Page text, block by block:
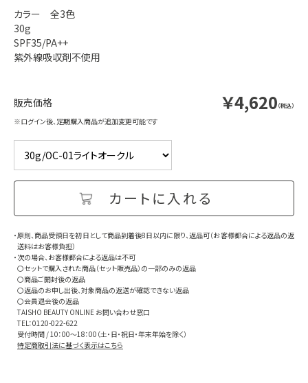
カラー 全3色
30g
SPF35/PA++
紫外線吸収剤不使用
￥4,620（税込）
※ログイン後、定期購入商品が追加変更可能です
・原則、商品受領日を初日として商品到着後8日以内に限り、返品可（お客様都合による返品の返
送料はお客様負担）
・次の場合、お客様都合による返品は不可
〇セットで購入された商品（セット販売品）の一部のみの返品
〇商品ご開封後の返品
〇返品のお申し出後、対象商品の返送が確認できない返品
〇会員退会後の返品
TAISHO BEAUTY ONLINE お問い合わせ窓口
TEL：0120-022-622
受付時間 / 10：00～18：00（土・日・祝日・年末年始を除く）
特定商取引法に基づく表示はこちら